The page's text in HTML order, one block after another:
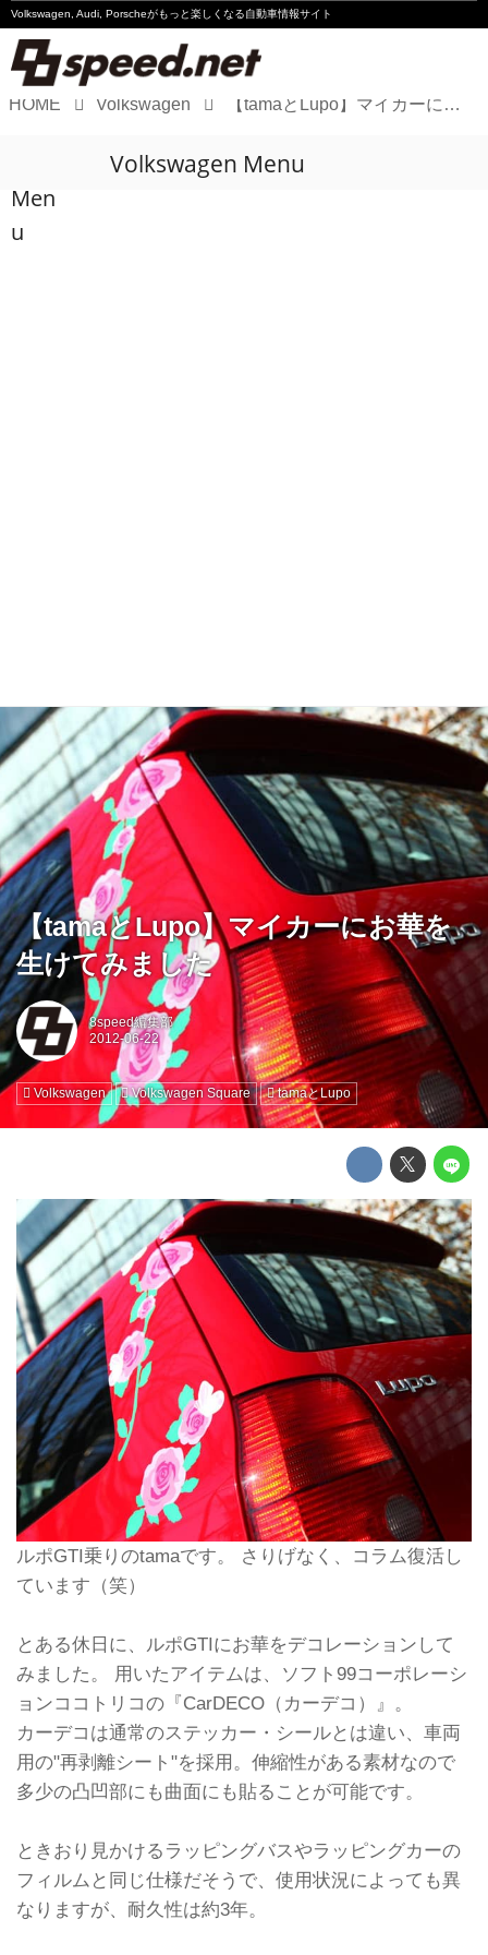
Volkswagen, Audi, Porscheがもっと楽しくなる自動車情報サイト
Audi
HOME Volkswagen 【tamaとLupo】マイカーにお華を生けてみました
Men
u
Volkswagen Menu
【tamaとLupo】マイカーにお華を
生けてみました
8speed編集部
Volkswagen Volkswagen Square tamaとLupo
ルポGTI乗りのtamaです。 さりげなく、コラム復活し
ています（笑）
とある休日に、ルポGTIにお華をデコレーションして
みました。 用いたアイテムは、ソフト99コーポレーシ
ョンココトリコの『CarDECO（カーデコ）』。
カーデコは通常のステッカー・シールとは違い、車両
用の"再剥離シート"を採用。伸縮性がある素材なので
多少の凸凹部にも曲面にも貼ることが可能です。
ときおり見かけるラッピングバスやラッピングカーの
フィルムと同じ仕様だそうで、使用状況によっても異
なりますが、耐久性は約3年。